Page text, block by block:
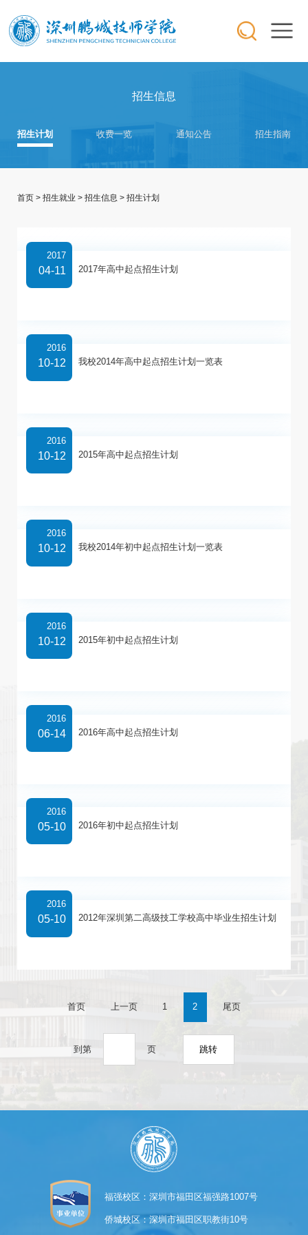
招生信息
招生计划 收费一览 通知公告 招生指南
首页> 招生就业 > 招生信息 > 招生计划
2017
04-11 2017年高中起点招生计划
2016
10-12 我校2014年高中起点招生计划一览表
2016
10-12 2015年高中起点招生计划
2016
10-12 我校2014年初中起点招生计划一览表
2016
10-12 2015年初中起点招生计划
2016
06-14 2016年高中起点招生计划
2016
05-10 2016年初中起点招生计划
2016
05-10 2012年深圳第二高级技工学校高中毕业生招生计划
首页 上一页 1 2 尾页
到第 页 跳转
福强校区：深圳市福田区福强路1007号
侨城校区：深圳市福田区职教街10号